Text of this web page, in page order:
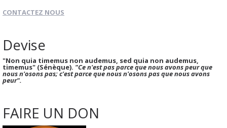
CONTACTEZ NOUS
Devise
"Non quia timemus non audemus, sed quia non audemus,
timemus" (Sénèque). "Ce n'est pas parce que nous avons peur que
nous n'osons pas; c'est parce que nous n'osons pas que nous avons
peur".
FAIRE UN DON